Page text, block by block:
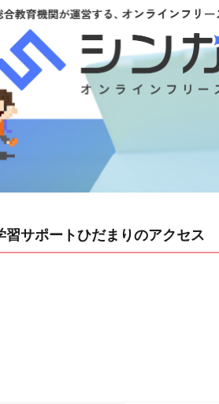
習サポートひだまりのアクセス